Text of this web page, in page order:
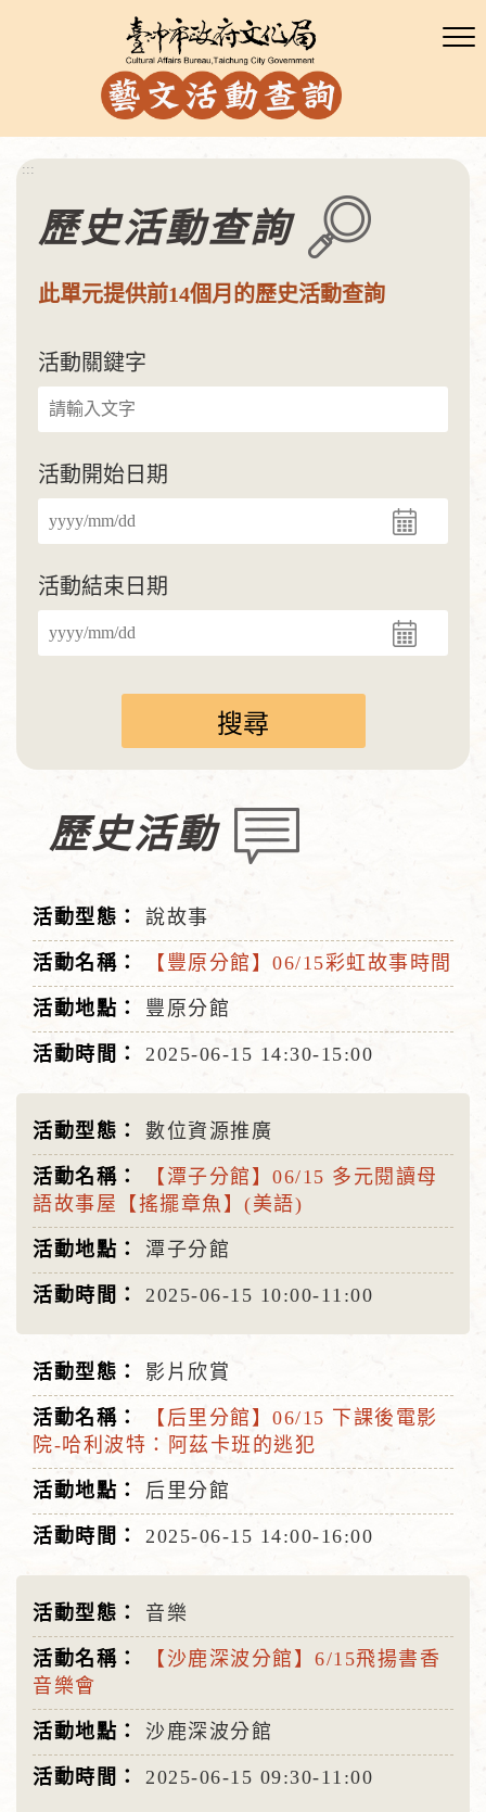
:::
歷史活動查詢
此單元提供前14個月的歷史活動查詢
活動關鍵字
活動開始日期
活動結束日期
歷史活動
說故事
【豐原分館】06/15彩虹故事時間
豐原分館
2025-06-15 14:30-15:00
數位資源推廣
【潭子分館】06/15 多元閱讀母
語故事屋【搖擺章魚】(美語)
潭子分館
2025-06-15 10:00-11:00
影片欣賞
【后里分館】06/15 下課後電影
院-哈利波特：阿茲卡班的逃犯
后里分館
2025-06-15 14:00-16:00
音樂
【沙鹿深波分館】6/15飛揚書香
音樂會
沙鹿深波分館
2025-06-15 09:30-11:00